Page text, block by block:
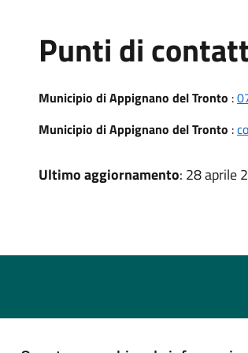
Punti di
Municipio di Appignano del Tronto :
Municipio di Appignano del Tronto :
Ultimo aggiornamento: 28 aprile